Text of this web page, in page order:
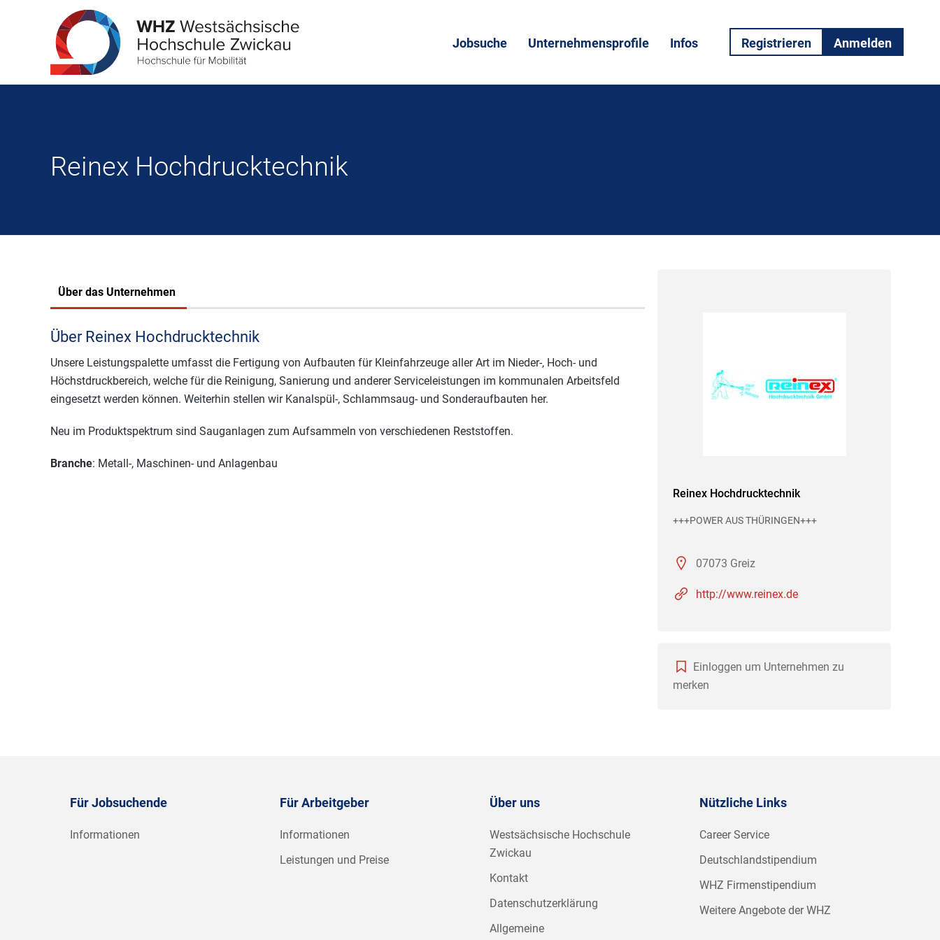
Jobsuche Unternehmensprofile Infos Registrieren Anmelden
Reinex Hochdrucktechnik
Über das Unternehmen
Über Reinex Hochdrucktechnik
Unsere Leistungspalette umfasst die Fertigung von Aufbauten für Kleinfahrzeuge aller Art im Nieder-, Hoch- und
Höchstdruckbereich, welche für die Reinigung, Sanierung und anderer Serviceleistungen im kommunalen Arbeitsfeld
eingesetzt werden können. Weiterhin stellen wir Kanalspül-, Schlammsaug- und Sonderaufbauten her.
Neu im Produktspektrum sind Sauganlagen zum Aufsammeln von verschiedenen Reststoffen.
Branche: Metall-, Maschinen- und Anlagenbau
Reinex Hochdrucktechnik
+++POWER AUS THÜRINGEN+++
07073 Greiz
http://www.reinex.de
Einloggen um Unternehmen zu
merken
Für Jobsuchende
Informationen
Für Arbeitgeber
Informationen
Leistungen und Preise
Über uns
Westsächsische Hochschule
Zwickau
Kontakt
Datenschutzerklärung
Allgemeine
Nützliche Links
Career Service
Deutschlandstipendium
WHZ Firmenstipendium
Weitere Angebote der WHZ